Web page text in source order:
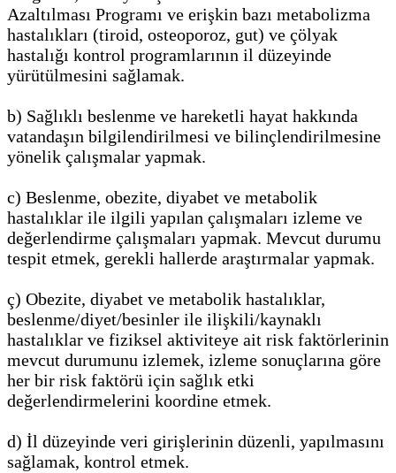
Azaltılması Programı ve erişkin bazı metabolizma
hastalıkları (tiroid, osteoporoz, gut) ve çölyak
hastalığı kontrol programlarının il düzeyinde
yürütülmesini sağlamak.
b) Sağlıklı beslenme ve hareketli hayat hakkında
vatandaşın bilgilendirilmesi ve bilinçlendirilmesine
yönelik çalışmalar yapmak.
c) Beslenme, obezite, diyabet ve metabolik
hastalıklar ile ilgili yapılan çalışmaları izleme ve
değerlendirme çalışmaları yapmak. Mevcut durumu
tespit etmek, gerekli hallerde araştırmalar yapmak.
ç) Obezite, diyabet ve metabolik hastalıklar,
beslenme/diyet/besinler ile ilişkili/kaynaklı
hastalıklar ve fiziksel aktiviteye ait risk faktörlerinin
mevcut durumunu izlemek, izleme sonuçlarına göre
her bir risk faktörü için sağlık etki
değerlendirmelerini koordine etmek.
d) İl düzeyinde veri girişlerinin düzenli, yapılmasını
sağlamak, kontrol etmek.